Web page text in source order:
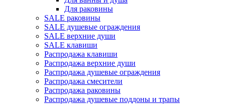
Для раковины
SALE раковины
SALE душевые ограждения
SALE верхние души
SALE клавиши
Распродажа клавиши
Распродажа верхние души
Распродажа душевые ограждения
Распродажа смесители
Распродажа раковины
Распродажа душевые поддоны и трапы